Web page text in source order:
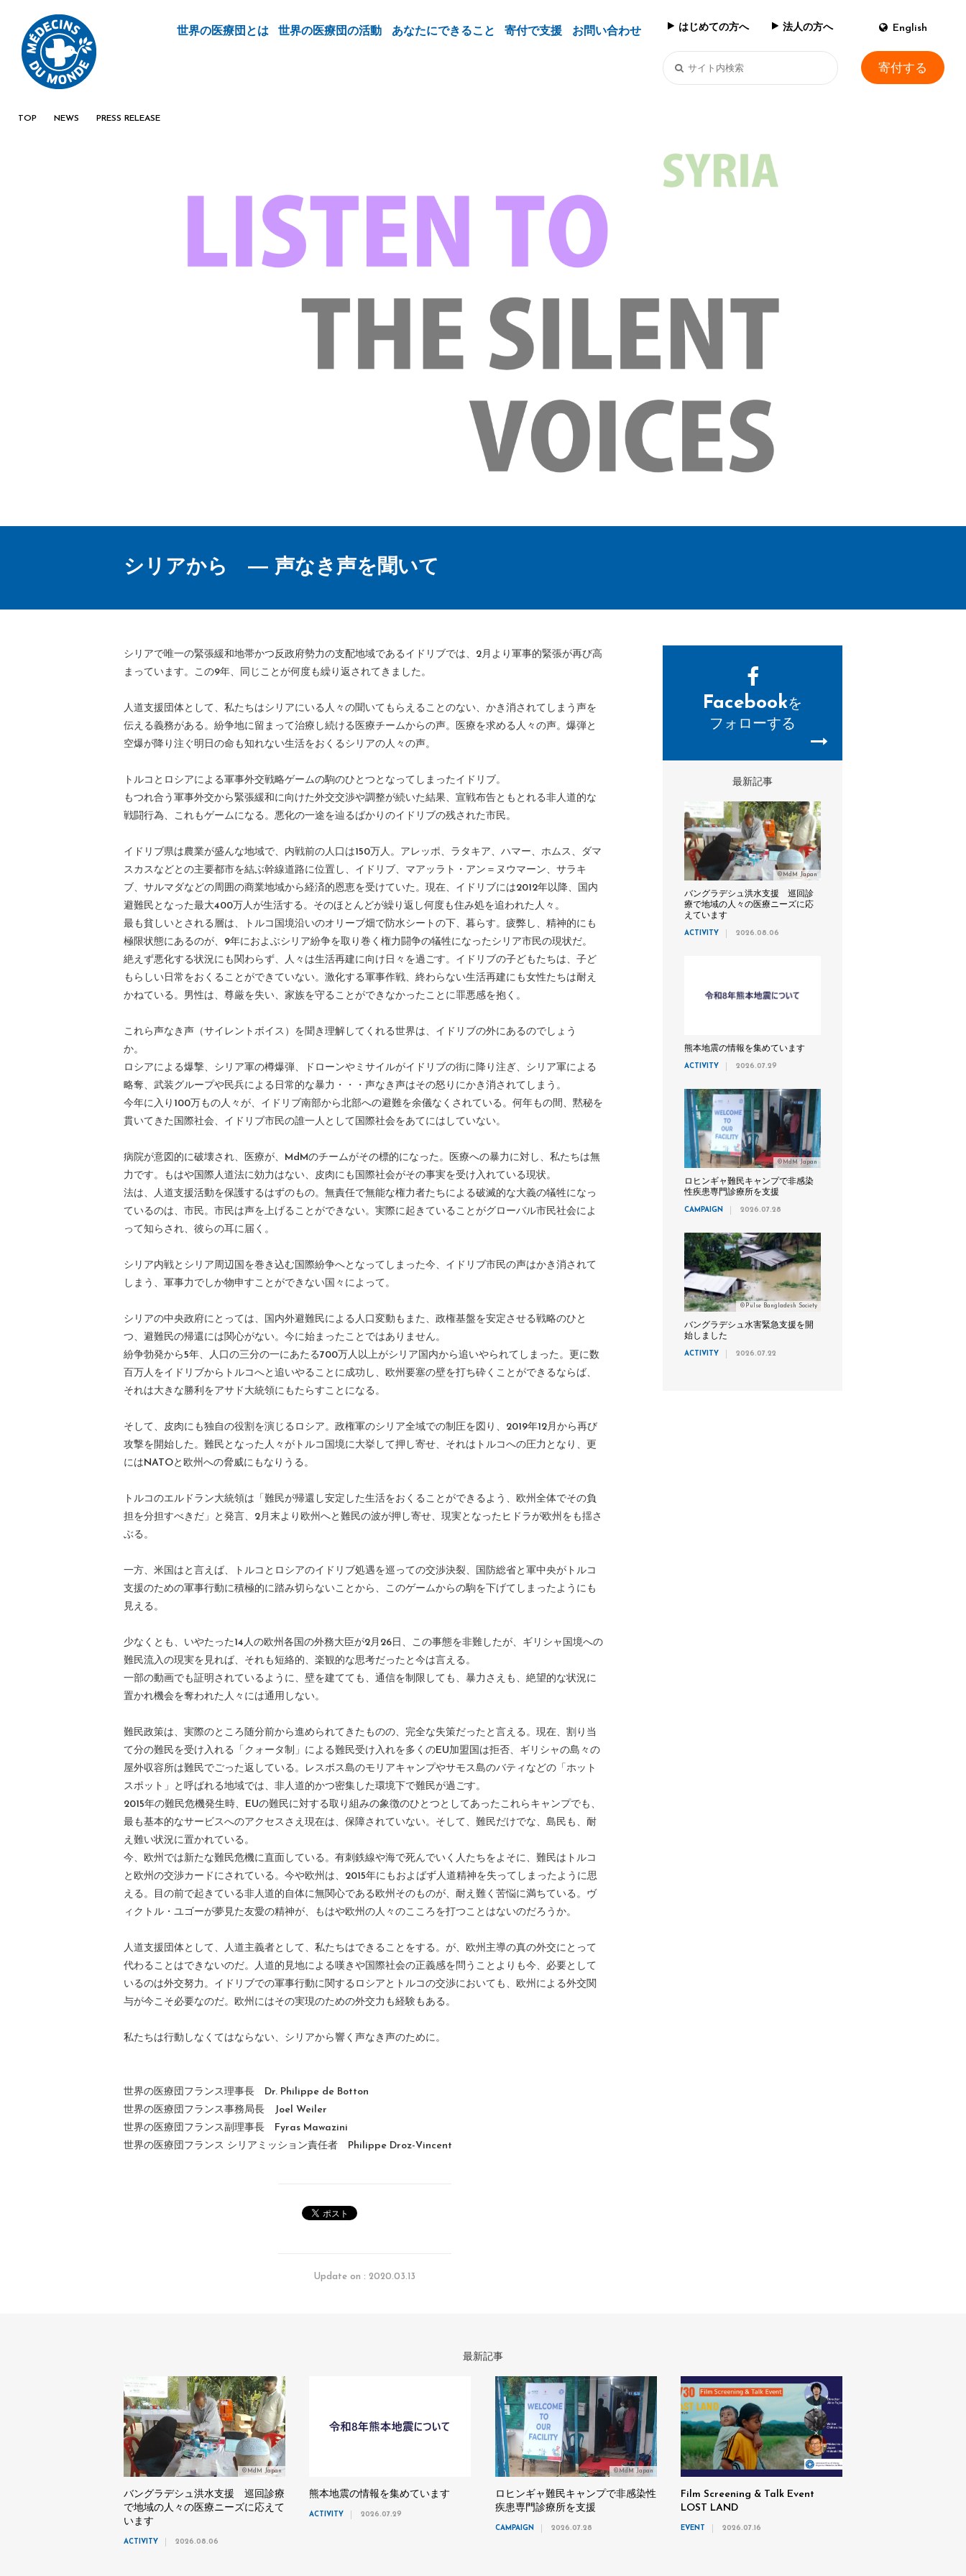
世界の医療団とは 世界の医療団の活動 あなたにできること 寄付で支援 お問い合わせ はじめての方へ 法人の方へ English
寄付する
TOP NEWS PRESS RELEASE
シリアから ― 声なき声を聞いて
シリアで唯一の緊張緩和地帯かつ反政府勢力の支配地域であるイドリブでは、2月より軍事的緊張が再び高
まっています。この9年、同じことが何度も繰り返されてきました。
人道支援団体として、私たちはシリアにいる人々の聞いてもらえることのない、かき消されてしまう声を
伝える義務がある。紛争地に留まって治療し続ける医療チームからの声。医療を求める人々の声。爆弾と
空爆が降り注ぐ明日の命も知れない生活をおくるシリアの人々の声。
トルコとロシアによる軍事外交戦略ゲームの駒のひとつとなってしまったイドリブ。
もつれ合う軍事外交から緊張緩和に向けた外交交渉や調整が続いた結果、宣戦布告ともとれる非人道的な
戦闘行為、これもゲームになる。悪化の一途を辿るばかりのイドリブの残された市民。
イドリブ県は農業が盛んな地域で、内戦前の人口は150万人。アレッポ、ラタキア、ハマー、ホムス、ダマ
スカスなどとの主要都市を結ぶ幹線道路に位置し、イドリブ、マアッラト・アン＝ヌウマーン、サラキ
ブ、サルマダなどの周囲の商業地域から経済的恩恵を受けていた。現在、イドリブには2012年以降、国内
避難民となった最大400万人が生活する。そのほとんどが繰り返し何度も住み処を追われた人々。
最も貧しいとされる層は、トルコ国境沿いのオリーブ畑で防水シートの下、暮らす。疲弊し、精神的にも
極限状態にあるのが、9年におよぶシリア紛争を取り巻く権力闘争の犠牲になったシリア市民の現状だ。
絶えず悪化する状況にも関わらず、人々は生活再建に向け日々を過ごす。イドリブの子どもたちは、子ど
もらしい日常をおくることができていない。激化する軍事作戦、終わらない生活再建にも女性たちは耐え
かねている。男性は、尊厳を失い、家族を守ることができなかったことに罪悪感を抱く。
これら声なき声（サイレントボイス）を聞き理解してくれる世界は、イドリブの外にあるのでしょう
か。
ロシアによる爆撃、シリア軍の樽爆弾、ドローンやミサイルがイドリブの街に降り注ぎ、シリア軍による
略奪、武装グループや民兵による日常的な暴力・・・声なき声はその怒りにかき消されてしまう。
今年に入り100万もの人々が、イドリブ南部から北部への避難を余儀なくされている。何年もの間、黙秘を
貫いてきた国際社会、イドリブ市民の誰一人として国際社会をあてにはしていない。
病院が意図的に破壊され、医療が、MdMのチームがその標的になった。医療への暴力に対し、私たちは無
力です。もはや国際人道法に効力はない、皮肉にも国際社会がその事実を受け入れている現状。
法は、人道支援活動を保護するはずのもの。無責任で無能な権力者たちによる破滅的な大義の犠牲になっ
ているのは、市民。市民は声を上げることができない。実際に起きていることがグローバル市民社会によ
って知らされ、彼らの耳に届く。
シリア内戦とシリア周辺国を巻き込む国際紛争へとなってしまった今、イドリブ市民の声はかき消されて
しまう、軍事力でしか物申すことができない国々によって。
シリアの中央政府にとっては、国内外避難民による人口変動もまた、政権基盤を安定させる戦略のひと
つ、避難民の帰還には関心がない。今に始まったことではありません。
紛争勃発から5年、人口の三分の一にあたる700万人以上がシリア国内から追いやられてしまった。更に数
百万人をイドリブからトルコへと追いやることに成功し、欧州要塞の壁を打ち砕くことができるならば、
それは大きな勝利をアサド大統領にもたらすことになる。
そして、皮肉にも独自の役割を演じるロシア。政権軍のシリア全域での制圧を図り、2019年12月から再び
攻撃を開始した。難民となった人々がトルコ国境に大挙して押し寄せ、それはトルコへの圧力となり、更
にはNATOと欧州への脅威にもなりうる。
トルコのエルドラン大統領は「難民が帰還し安定した生活をおくることができるよう、欧州全体でその負
担を分担すべきだ」と発言、2月末より欧州へと難民の波が押し寄せ、現実となったヒドラが欧州をも揺さ
ぶる。
一方、米国はと言えば、トルコとロシアのイドリブ処遇を巡っての交渉決裂、国防総省と軍中央がトルコ
支援のための軍事行動に積極的に踏み切らないことから、このゲームからの駒を下げてしまったようにも
見える。
少なくとも、いやたった14人の欧州各国の外務大臣が2月26日、この事態を非難したが、ギリシャ国境への
難民流入の現実を見れば、それも短絡的、楽観的な思考だったと今は言える。
一部の動画でも証明されているように、壁を建てても、通信を制限しても、暴力さえも、絶望的な状況に
置かれ機会を奪われた人々には通用しない。
難民政策は、実際のところ随分前から進められてきたものの、完全な失策だったと言える。現在、割り当
て分の難民を受け入れる「クォータ制」による難民受け入れを多くのEU加盟国は拒否、ギリシャの島々の
屋外収容所は難民でごった返している。レスボス島のモリアキャンプやサモス島のバティなどの「ホット
スポット」と呼ばれる地域では、非人道的かつ密集した環境下で難民が過ごす。
2015年の難民危機発生時、EUの難民に対する取り組みの象徴のひとつとしてあったこれらキャンプでも、
最も基本的なサービスへのアクセスさえ現在は、保障されていない。そして、難民だけでな、島民も、耐
え難い状況に置かれている。
今、欧州では新たな難民危機に直面している。有刺鉄線や海で死んでいく人たちをよそに、難民はトルコ
と欧州の交渉カードにされている。今や欧州は、2015年にもおよばず人道精神を失ってしまったように思
える。目の前で起きている非人道的自体に無関心である欧州そのものが、耐え難く苦悩に満ちている。ヴ
ィクトル・ユゴーが夢見た友愛の精神が、もはや欧州の人々のこころを打つことはないのだろうか。
人道支援団体として、人道主義者として、私たちはできることをする。が、欧州主導の真の外交にとって
代わることはできないのだ。人道的見地による嘆きや国際社会の正義感を問うことよりも今、必要として
いるのは外交努力。イドリブでの軍事行動に関するロシアとトルコの交渉においても、欧州による外交関
与が今こそ必要なのだ。欧州にはその実現のための外交力も経験もある。
私たちは行動しなくてはならない、シリアから響く声なき声のために。
世界の医療団フランス理事長 Dr. Philippe de Botton
世界の医療団フランス事務局長 Joel Weiler
世界の医療団フランス副理事長 Fyras Mawazini
世界の医療団フランス シリアミッション責任者 Philippe Droz-Vincent
Update on : 2020.03.13
Facebookを
フォローする
最新記事
©MdM Japan
バングラデシュ洪水支援 巡回診
療で地域の人々の医療ニーズに応
えています
ACTIVITY 2026.08.06
熊本地震の情報を集めています
ACTIVITY 2026.07.29
©MdM Japan
ロヒンギャ難民キャンプで非感染
性疾患専門診療所を支援
CAMPAIGN 2026.07.28
©Pulse Bangladesh Society
バングラデシュ水害緊急支援を開
始しました
ACTIVITY 2026.07.22
最新記事
©MdM Japan
バングラデシュ洪水支援 巡回診療
で地域の人々の医療ニーズに応えて
います
ACTIVITY 2026.08.06
熊本地震の情報を集めています
ACTIVITY 2026.07.29
©MdM Japan
ロヒンギャ難民キャンプで非感染性
疾患専門診療所を支援
CAMPAIGN 2026.07.28
Film Screening & Talk Event
LOST LAND
EVENT 2026.07.16